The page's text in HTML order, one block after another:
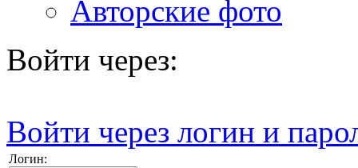
Авторские фото
Войти через:
Войти через логин и
Логин: